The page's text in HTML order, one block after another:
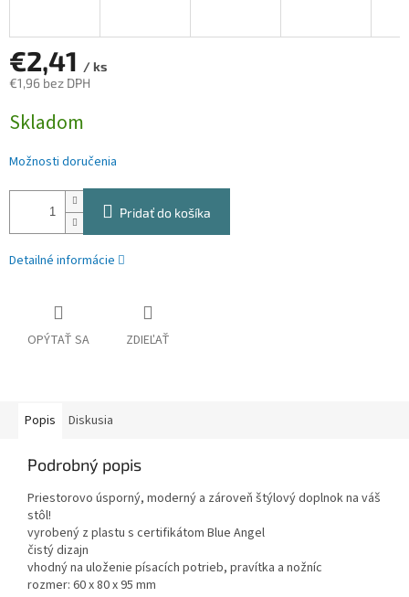
€2,41 / ks
€1,96 bez DPH
cena:
Skladom
Možnosti doručenia
Pridať do košíka
Detailné informácie
OPÝTAŤ SA ZDIEĽAŤ
Popis Diskusia
Podrobný popis
Priestorovo úsporný, moderný a zároveň štýlový doplnok na váš
stôl!
vyrobený z plastu s certifikátom Blue Angel
čistý dizajn
vhodný na uloženie písacích potrieb, pravítka a nožníc
rozmer: 60 x 80 x 95 mm